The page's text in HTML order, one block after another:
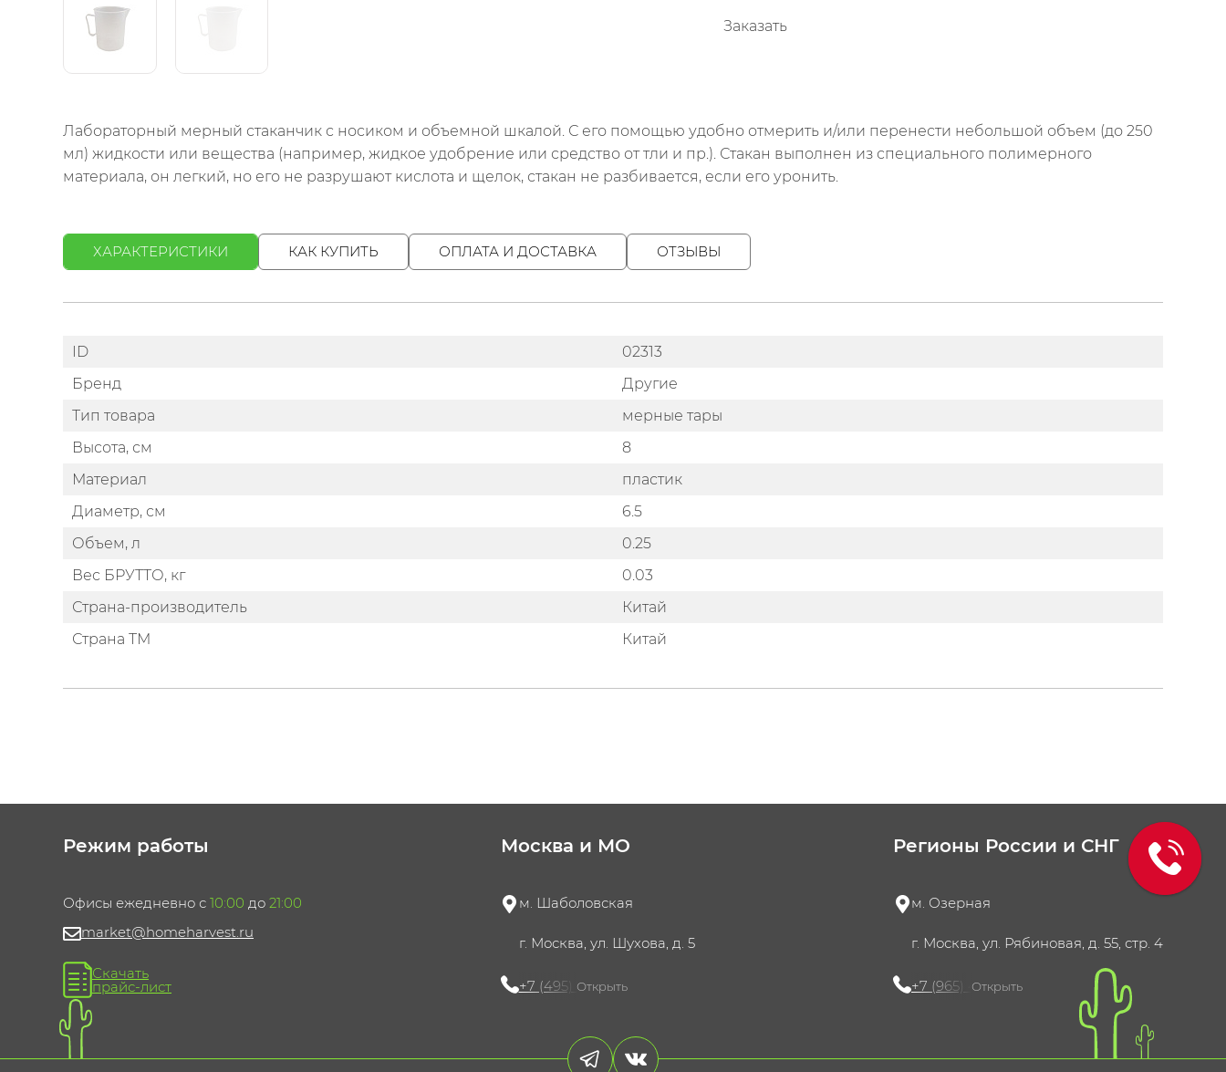
Заказать
Лабораторный мерный стаканчик с носиком и объемной шкалой. С его помощью удобно отмерить и/или перенести небольшой объем (до 250
мл) жидкости или вещества (например, жидкое удобрение или средство от тли и пр.). Стакан выполнен из специального полимерного
материала, он легкий, но его не разрушают кислота и щелок, стакан не разбивается, если его уронить.
ХАРАКТЕРИСТИКИ КАК КУПИТЬ ОПЛАТА И ДОСТАВКА ОТЗЫВЫ
ID
02313
Бренд
Другие
Тип товара
мерные тары
Высота, см
8
Материал
пластик
Диаметр, см
6.5
Объем, л
0.25
Вес БРУТТО, кг
0.03
Страна-производитель
Китай
Страна ТМ
Китай
Режим работы
Офисы ежедневно с 10:00 до 21:00
market@homeharvest.ru
Скачать
прайс-лист
Москва и МО
м. Шаболовская
г. Москва, ул. Шухова, д. 5
+7 (495) 721-60-15
Открыть
Регионы России и СНГ
м. Озерная
г. Москва, ул. Рябиновая, д. 55, стр. 4
+7 (965) 420-10-10
Открыть